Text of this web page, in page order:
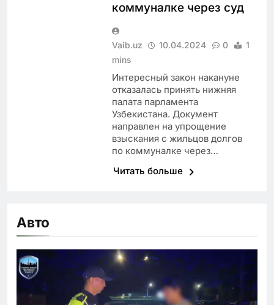
коммуналке через суд
Vaib.uz 10.04.2024 0
1
mins
Интересный закон накануне
отказалась принять нижняя
палата парламента
Узбекистана. Документ
направлен на упрощение
взыскания с жильцов долгов
по коммуналке через…
Читать больше
Авто